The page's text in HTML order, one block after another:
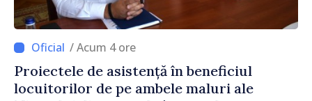
/ Acum 4 ore
Proiectele de asistență în beneficiul
locuitorilor de pe ambele maluri ale